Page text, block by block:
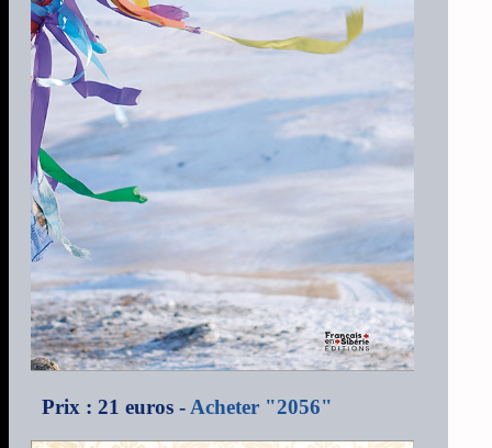
Prix : 21 euros -Acheter "2056"